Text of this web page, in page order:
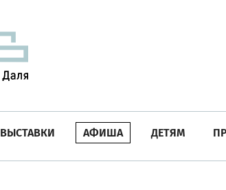
ВЫСТАВКИ АФИША ДЕТЯМ